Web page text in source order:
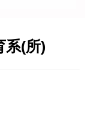
系(所)